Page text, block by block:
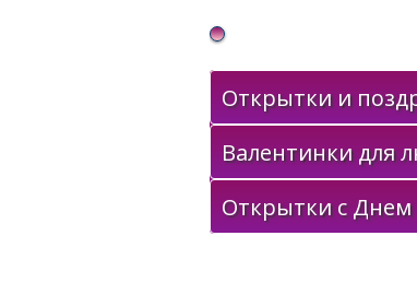
Gif Открытки в подарок
Открытки и
Валентинки для
Открытки с